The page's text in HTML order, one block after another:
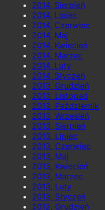
2014, Sierpień
2014, Lipiec
2014, Czerwiec
2014, Maj
2014, Kwiecień
2014, Marzec
2014, Luty
2014, Styczeń
2013, Grudzień
2013, Listopad
2013, Październik
2013, Wrzesień
2013, Sierpień
2013, Lipiec
2013, Czerwiec
2013, Maj
2013, Kwiecień
2013, Marzec
2013, Luty
2013, Styczeń
2012, Grudzień